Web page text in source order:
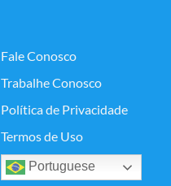
Fale Conosco
Trabalhe Conosco
Política de Privacidade
Termos de Uso
Portuguese